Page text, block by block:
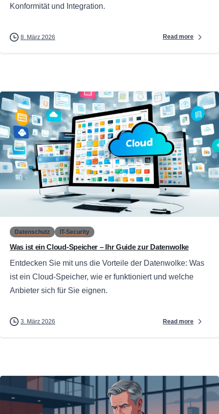
Konformität und Integration.
8. März 2026 Read more
Datenschutz IT-Security
Was ist ein Cloud-Speicher – Ihr Guide zur Datenwolke
Entdecken Sie mit uns die Vorteile der Datenwolke: Was
ist ein Cloud-Speicher, wie er funktioniert und welche
Anbieter sich für Sie eignen.
3. März 2026 Read more